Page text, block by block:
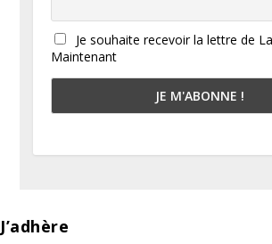
Je souhaite recevoir la lettre de
Maintenant
J’adhère